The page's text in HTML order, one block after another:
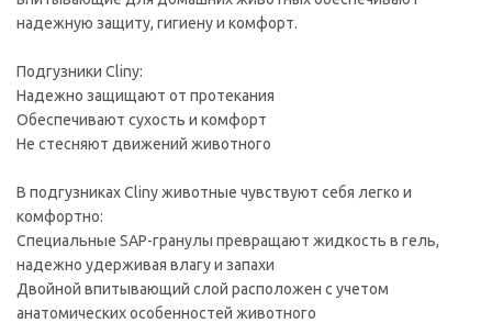
надежную защиту, гигиену и комфорт.
Подгузники Cliny:
Надежно защищают от протекания
Обеспечивают сухость и комфорт
Не стесняют движений животного
В подгузниках Cliny животные чувствуют себя легко и
комфортно:
Специальные SAP-гранулы превращают жидкость в гель,
надежно удерживая влагу и запахи
Двойной впитывающий слой расположен с учетом
анатомических особенностей животного